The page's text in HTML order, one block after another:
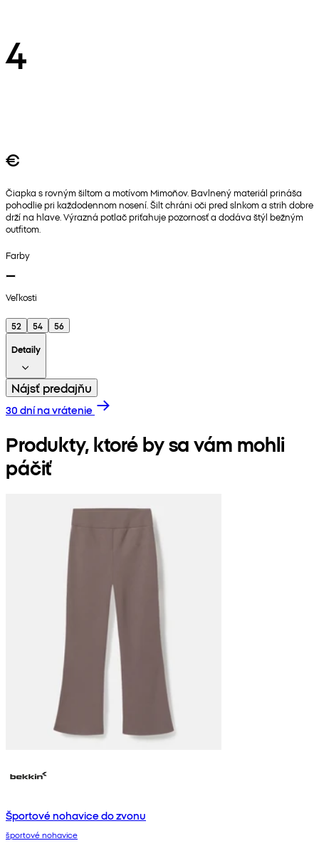
4
€
Čiapka s rovným šiltom a motívom Mimoňov. Bavlnený materiál prináša
pohodlie pri každodennom nosení. Šilt chráni oči pred slnkom a strih dobre
drží na hlave. Výrazná potlač priťahuje pozornosť a dodáva štýl bežným
outfitom.
Farby
Veľkosti
52 54
56
Detaily
Nájsť predajňu
30 dní na vrátenie
Produkty, ktoré by sa vám mohli
páčiť
Športové nohavice do zvonu
športové nohavice